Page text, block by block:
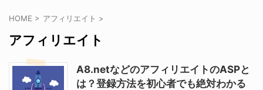
HOME > アフィリエイト >
アフィリエイト
A8.netなどのアフィリエイトのASPと
は？登録方法を初心者でも絶対わかる